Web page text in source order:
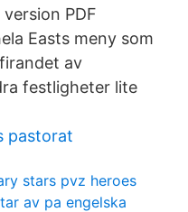
PDF
Easts meny som
av
festligheter lite
pastorat
stars pvz heroes
av pa engelska